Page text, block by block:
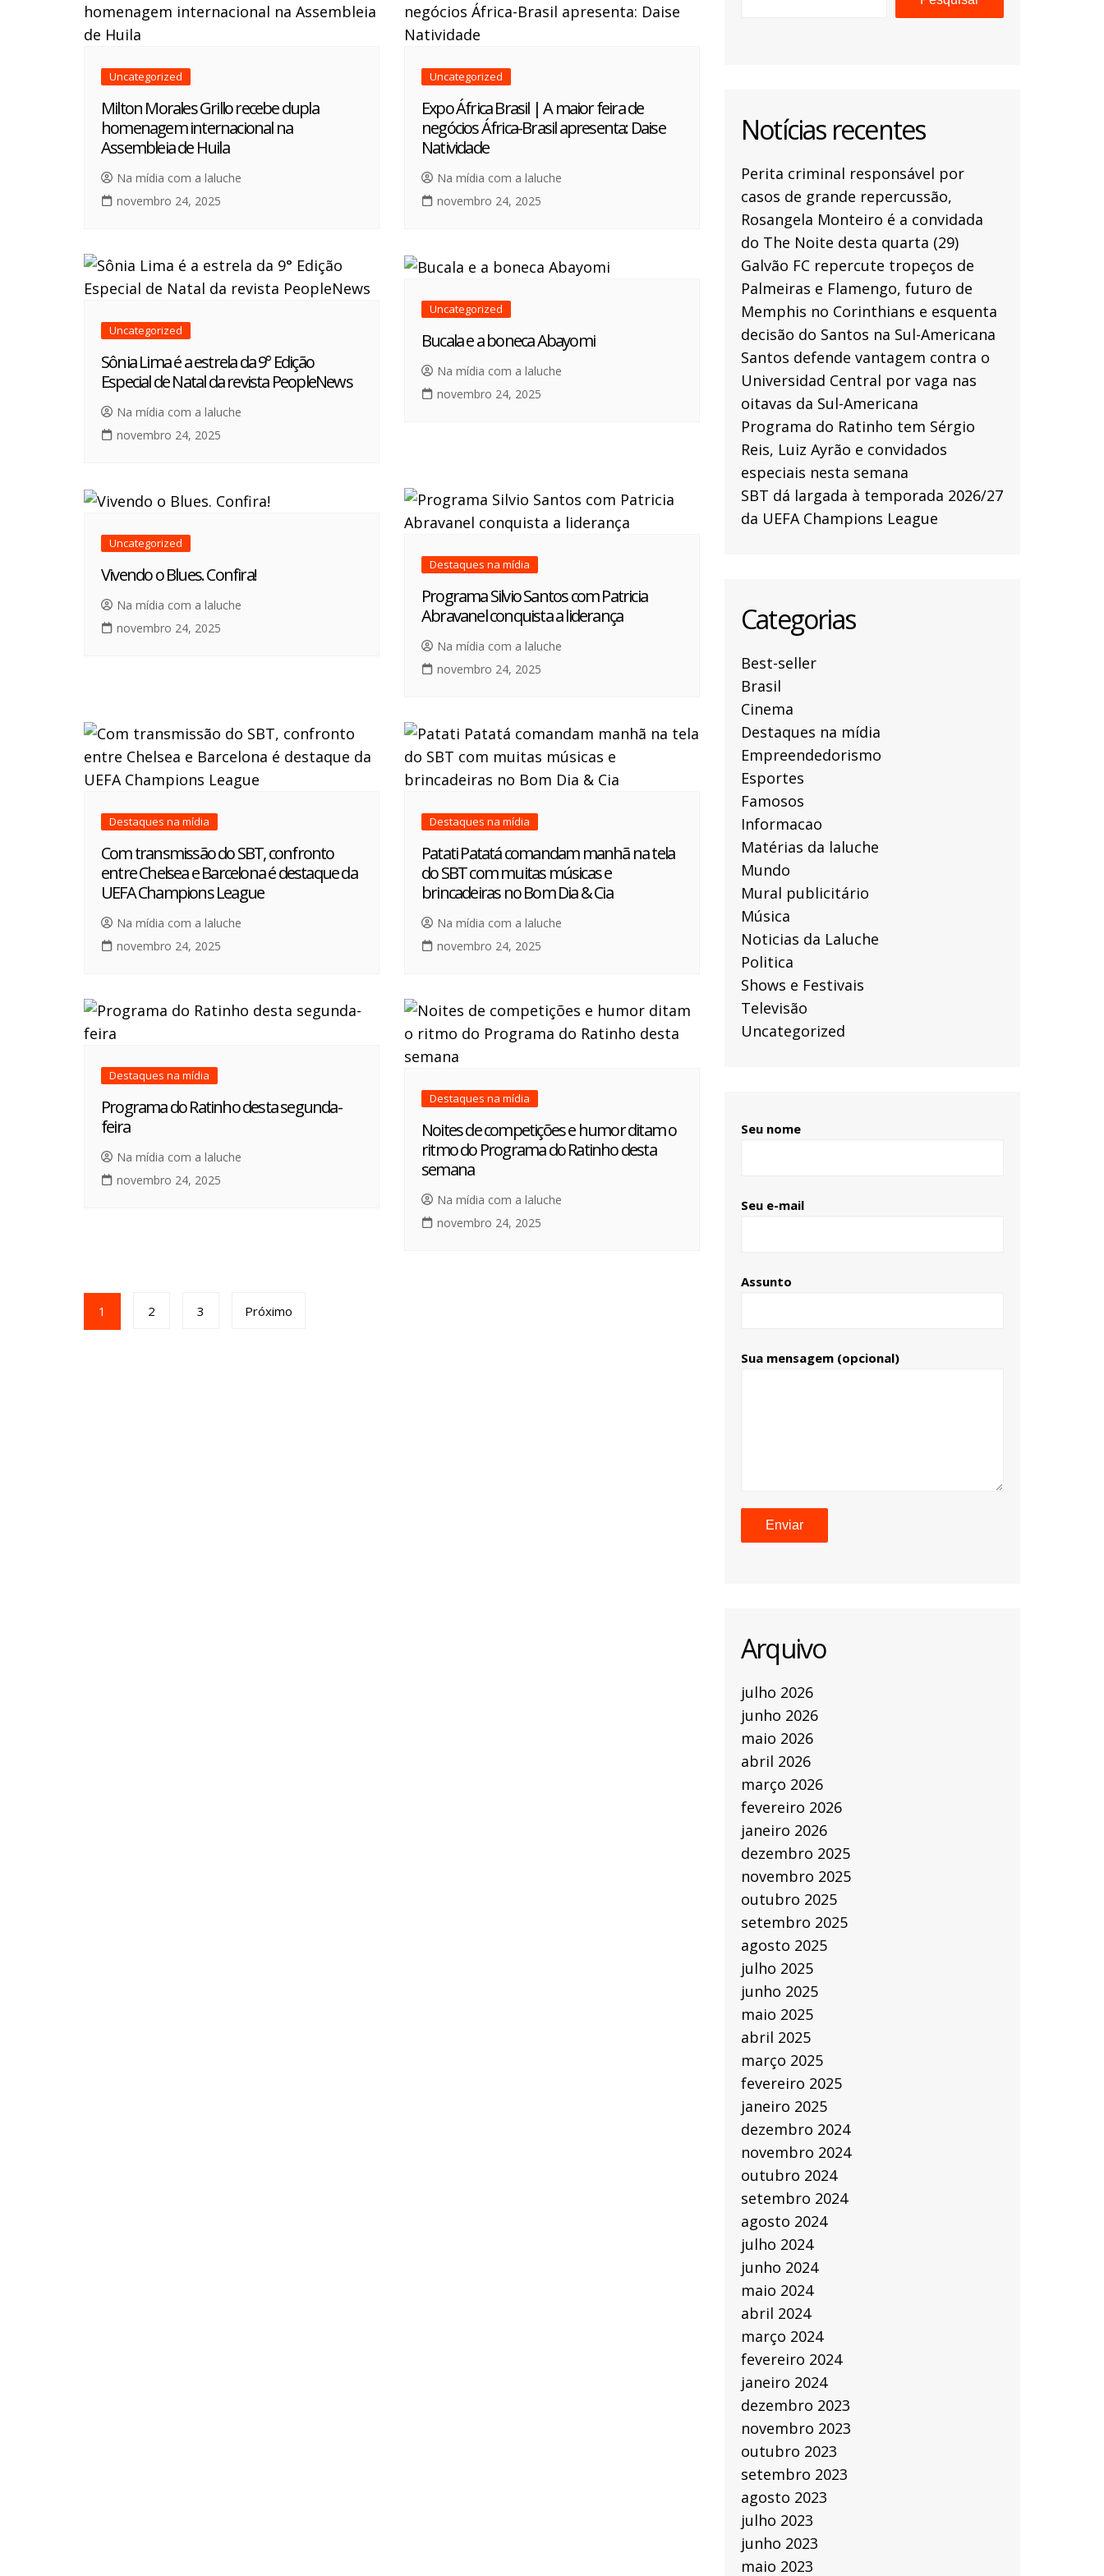
Uncategorized
Milton Morales Grillo recebe dupla
homenagem internacional na
Assembleia de Huila
Na mídia com a laluche
novembro 24, 2025
Uncategorized
Expo África Brasil | A maior feira de
negócios África-Brasil apresenta: Daise
Natividade
Na mídia com a laluche
novembro 24, 2025
Uncategorized
Sônia Lima é a estrela da 9° Edição
Especial de Natal da revista PeopleNews
Na mídia com a laluche
novembro 24, 2025
Uncategorized
Bucala e a boneca Abayomi
Na mídia com a laluche
novembro 24, 2025
Uncategorized
Vivendo o Blues. Confira!
Na mídia com a laluche
novembro 24, 2025
Destaques na mídia
Programa Silvio Santos com Patricia
Abravanel conquista a liderança
Na mídia com a laluche
novembro 24, 2025
Destaques na mídia
Com transmissão do SBT, confronto
entre Chelsea e Barcelona é destaque da
UEFA Champions League
Na mídia com a laluche
novembro 24, 2025
Destaques na mídia
Patati Patatá comandam manhã na tela
do SBT com muitas músicas e
brincadeiras no Bom Dia & Cia
Na mídia com a laluche
novembro 24, 2025
Destaques na mídia
Programa do Ratinho desta segunda-
feira
Na mídia com a laluche
novembro 24, 2025
Destaques na mídia
Noites de competições e humor ditam o
ritmo do Programa do Ratinho desta
semana
Na mídia com a laluche
novembro 24, 2025
1 2 3 Próximo
Notícias recentes
Perita criminal responsável por
casos de grande repercussão,
Rosangela Monteiro é a convidada
do The Noite desta quarta (29)
Galvão FC repercute tropeços de
Palmeiras e Flamengo, futuro de
Memphis no Corinthians e esquenta
decisão do Santos na Sul-Americana
Santos defende vantagem contra o
Universidad Central por vaga nas
oitavas da Sul-Americana
Programa do Ratinho tem Sérgio
Reis, Luiz Ayrão e convidados
especiais nesta semana
SBT dá largada à temporada 2026/27
da UEFA Champions League
Categorias
Best-seller
Brasil
Cinema
Destaques na mídia
Empreendedorismo
Esportes
Famosos
Informacao
Matérias da laluche
Mundo
Mural publicitário
Música
Noticias da Laluche
Politica
Shows e Festivais
Televisão
Uncategorized
Seu nome
Seu e-mail
Assunto
Sua mensagem (opcional)
Arquivo
julho 2026
junho 2026
maio 2026
abril 2026
março 2026
fevereiro 2026
janeiro 2026
dezembro 2025
novembro 2025
outubro 2025
setembro 2025
agosto 2025
julho 2025
junho 2025
maio 2025
abril 2025
março 2025
fevereiro 2025
janeiro 2025
dezembro 2024
novembro 2024
outubro 2024
setembro 2024
agosto 2024
julho 2024
junho 2024
maio 2024
abril 2024
março 2024
fevereiro 2024
janeiro 2024
dezembro 2023
novembro 2023
outubro 2023
setembro 2023
agosto 2023
julho 2023
junho 2023
maio 2023